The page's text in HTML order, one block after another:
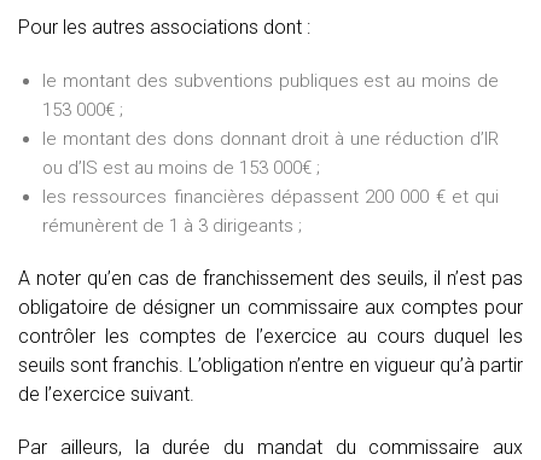
Pour les autres associations dont :
le montant des subventions publiques est au moins de
153 000€ ;
le montant des dons donnant droit à une réduction d’IR
ou d’IS est au moins de 153 000€ ;
les ressources financières dépassent 200 000 € et qui
rémunèrent de 1 à 3 dirigeants ;
A noter qu’en cas de franchissement des seuils, il n’est pas
obligatoire de désigner un commissaire aux comptes pour
contrôler les comptes de l’exercice au cours duquel les
seuils sont franchis. L’obligation n’entre en vigueur qu’à partir
de l’exercice suivant.
Par ailleurs, la durée du mandat du commissaire aux